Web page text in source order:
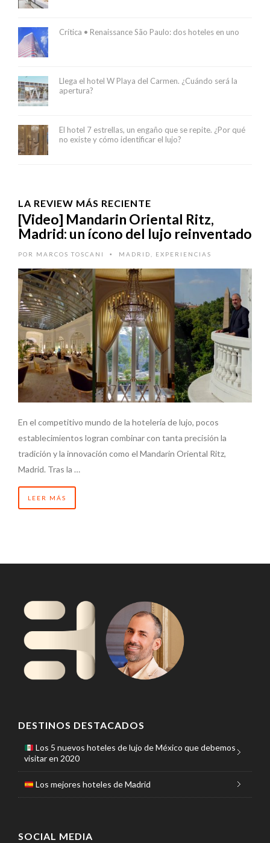
Crítica • Renaissance São Paulo: dos hoteles en uno
Llega el hotel W Playa del Carmen. ¿Cuándo será la
apertura?
El hotel 7 estrellas, un engaño que se repite. ¿Por qué
no existe y cómo identificar el lujo?
LA REVIEW MÁS RECIENTE
[Video] Mandarin Oriental Ritz,
Madrid: un ícono del lujo reinventado
POR MARCOS TOSCANI • MADRID, EXPERIENCIAS
En el competitivo mundo de la hotelería de lujo, pocos
establecimientos logran combinar con tanta precisión la
tradición y la innovación como el Mandarin Oriental Ritz,
Madrid. Tras la …
LEER MÁS
DESTINOS DESTACADOS
Los 5 nuevos hoteles de lujo de México que debemos
visitar en 2020
Los mejores hoteles de Madrid
SOCIAL MEDIA